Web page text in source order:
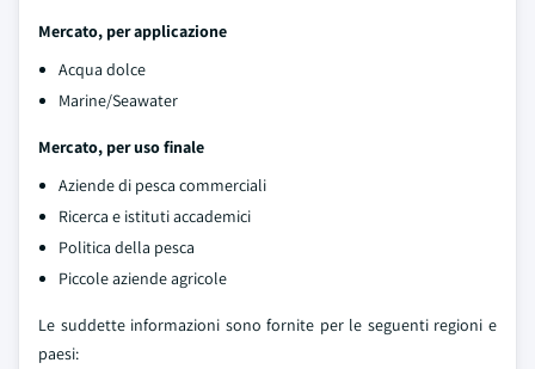
Mercato, per applicazione
Acqua dolce
Marine/Seawater
Mercato, per uso finale
Aziende di pesca commerciali
Ricerca e istituti accademici
Politica della pesca
Piccole aziende agricole
Le suddette informazioni sono fornite per le seguenti regioni e
paesi: